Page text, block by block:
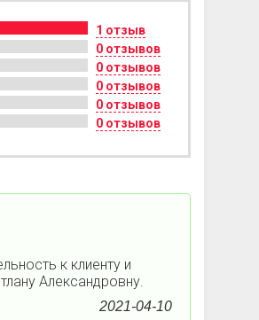
1 отзыв
0 отзывов
0 отзывов
0 отзывов
0 отзывов
0 отзывов
к клиенту и
Александровну.
2021-04-10